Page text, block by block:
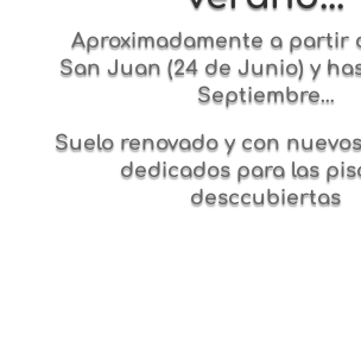
Aproximadamente a partir
San Juan (24 de Junio) y
Septiembre…
Suelo renovado y con
dedicados para las
desccubiertas